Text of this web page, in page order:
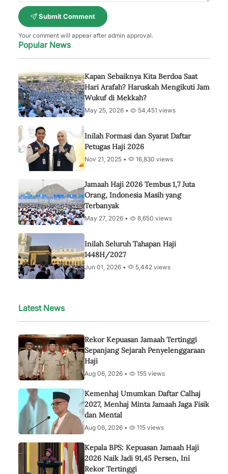
Submit Comment
Your comment will appear after admin approval.
Popular News
Kapan Sebaiknya Kita Berdoa Saat
Hari Arafah? Haruskah Mengikuti Jam
Wukuf di Mekkah?
May 25, 2026 • 54,451 views
Inilah Formasi dan Syarat Daftar
Petugas Haji 2026
Nov 21, 2025 • 16,830 views
Jamaah Haji 2026 Tembus 1,7 Juta
Orang, Indonesia Masih yang
Terbanyak
May 27, 2026 • 8,650 views
Inilah Seluruh Tahapan Haji
1448H/2027
Jun 01, 2026 • 5,442 views
Latest News
Rekor Kepuasan Jamaah Tertinggi
Sepanjang Sejarah Penyelenggaraan
Haji
Aug 06, 2026 • 155 views
Kemenhaj Umumkan Daftar Calhaj
2027, Menhaj Minta Jamaah Jaga Fisik
dan Mental
Aug 06, 2026 • 115 views
Kepala BPS: Kepuasan Jamaah Haji
2026 Naik Jadi 91,45 Persen, Ini
Rekor Tertinggi